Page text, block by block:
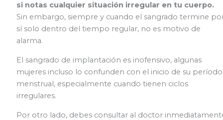
si notas cualquier situación irregular en tu cuerpo.
Sin embargo, siempre y cuando el sangrado termine
sí solo dentro del tiempo regular, no es motivo de
alarma.
El sangrado de implantación es inofensivo, algunas
mujeres incluso lo confunden con el inicio de su período
menstrual, especialmente cuando tienen ciclos
irregulares.
Por otro lado, debes consultar al doctor